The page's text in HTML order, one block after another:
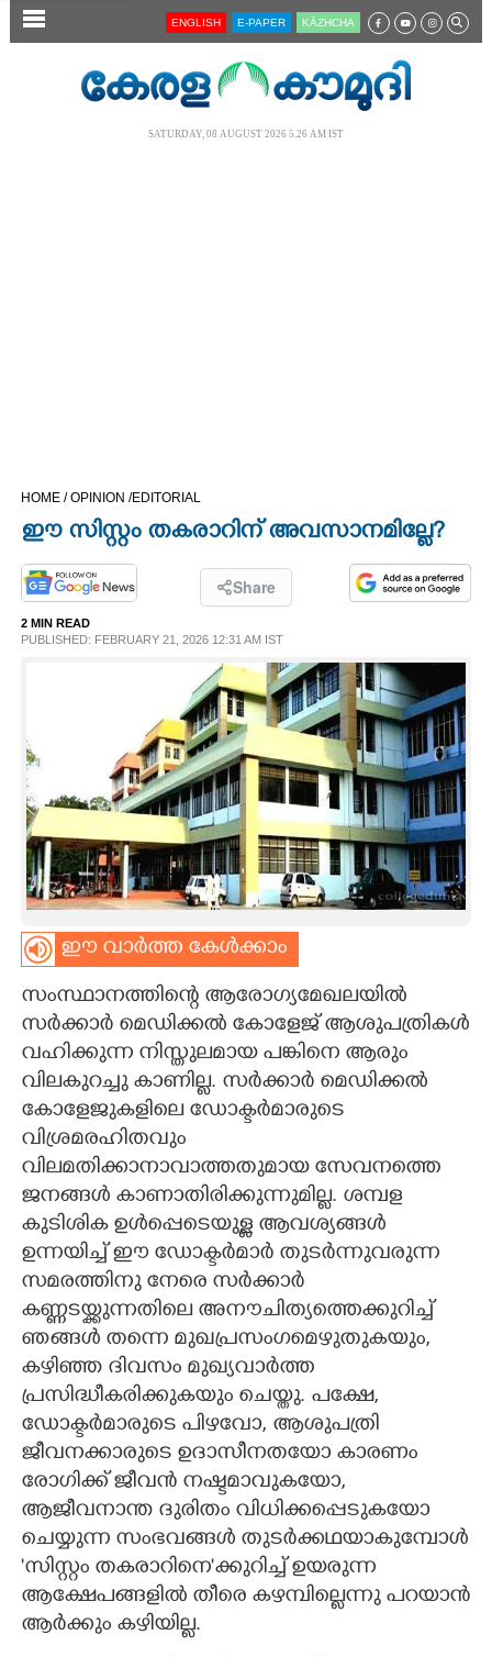
SECTIONS
OPINION
PHOTOS
SPIRITUAL
INFO+
ART
ASTRO
CARTOONS
LITERATURE
ZOOM
CONTACT US
ENGLISH E-PAPER KĀZHCHA
SATURDAY, 08 AUGUST 2026 5.26 AM IST
HOME /OPINION /EDITORIAL
ഈ സിസ്റ്റം തകരാറിന് അവസാനമില്ലേ?​​
Share
2 MIN READ
PUBLISHED: FEBRUARY 21, 2026 12:31 AM IST
ഈ വാർത്ത കേൾക്കാം
സംസ്ഥാനത്തിന്റെ ആരോഗ്യമേഖലയിൽ
സർക്കാർ മെഡിക്കൽ കോളേജ് ആശുപത്രികൾ
വഹിക്കുന്ന നിസ്തുലമായ പങ്കിനെ ആരും
വിലകുറച്ചു കാണില്ല. സർക്കാർ മെഡിക്കൽ
കോളേജുകളിലെ ഡോക്ടർമാരുടെ
വിശ്രമരഹിതവും
വിലമതിക്കാനാവാത്തതുമായ സേവനത്തെ
ജനങ്ങൾ കാണാതിരിക്കുന്നുമില്ല. ശമ്പള
കുടിശിക ഉൾപ്പെടെയുള്ള ആവശ്യങ്ങൾ
ഉന്നയിച്ച് ഈ ഡോക്ടർമാർ തുടർന്നുവരുന്ന
സമരത്തിനു നേരെ സർക്കാർ
കണ്ണടയ്ക്കുന്നതിലെ അനൗചിത്യത്തെക്കുറിച്ച്
ഞങ്ങൾ തന്നെ മുഖപ്രസംഗമെഴുതുകയും,​
കഴിഞ്ഞ ദിവസം മുഖ്യവാർത്ത
പ്രസിദ്ധീകരിക്കുകയും ചെയ്തു. പക്ഷേ,​
ഡോക്ടർമാരുടെ പിഴവോ,​ ആശുപത്രി
ജീവനക്കാരുടെ ഉദാസീനതയോ കാരണം
രോഗിക്ക് ജീവൻ നഷ്ടമാവുകയോ,​
ആജീവനാന്ത ദുരിതം വിധിക്കപ്പെടുകയോ
ചെയ്യുന്ന സംഭവങ്ങൾ തുടർക്കഥയാകുമ്പോൾ
'സിസ്റ്റം തകരാറിനെ"ക്കുറിച്ച് ഉയരുന്ന
ആക്ഷേപങ്ങളിൽ തീരെ കഴമ്പില്ലെന്നു പറയാൻ
ആർക്കും കഴിയില്ല.